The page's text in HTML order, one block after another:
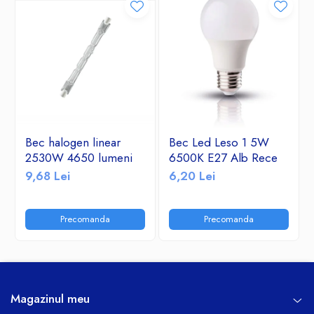
Bec halogen linear
2530W 4650 lumeni
9,68 Lei
Precomanda
Bec Led Leso 1 5W
6500K E27 Alb Rece
6,20 Lei
Precomanda
Magazinul meu